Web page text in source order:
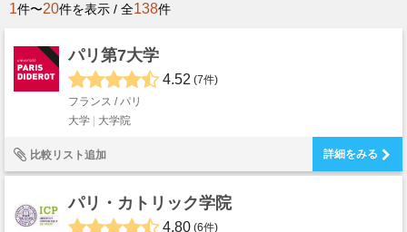
1件〜20件を表示 / 全138件
パリ第7大学
4.52 (7件)
フランス / パリ
大学
大学院
比較リスト追加 詳細をみる
パリ・カトリック学院
4.80 (6件)